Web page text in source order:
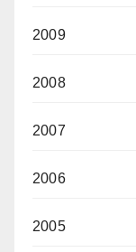
2009
2008
2007
2006
2005